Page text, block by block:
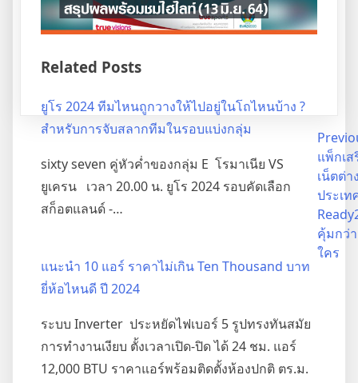
Related Posts
ยูโร 2024 ทีมไหนถูกวางให้ไปอยู่ในโถไหนบ้าง ?
สำหรับการจับสลากทีมในรอบแบ่งกลุ่ม
sixty seven คู่หัวค่ำของกลุ่ม E โรมาเนีย VS
ยูเครน เวลา 20.00 น. ยูโร 2024 รอบคัดเลือก
สก็อตแลนด์ -…
แนะนำ 10 แอร์ ราคาไม่เกิน Ten Thousand บาท
ยี่ห้อไหนดี ปี 2024
ระบบ Inverter ประหยัดไฟเบอร์ 5 รูปทรงทันสมัย
การทำงานเงียบ ตั้งเวลาเปิด-ปิด ได้ 24 ชม. แอร์
12,000 BTU ราคาแอร์พร้อมติดตั้งห้องปกติ ตร.ม.
Post
navigation
แพ็กเ
เน็ตต่า
ประเท
คุ้มกว่า
ใคร